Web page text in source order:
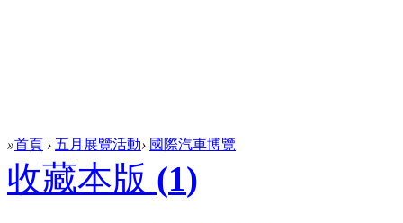
»首頁 › 五月展覽活動› 國際汽車博覽
收藏本版 (1)